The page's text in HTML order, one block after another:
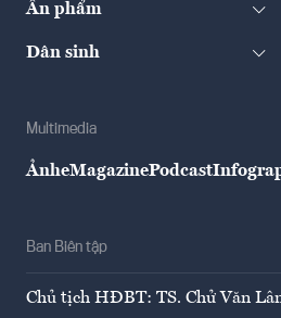
Ấn phẩm
Dân sinh
Multimedia
ẢnheMagazinePodcast
Ban Biên tập
Chủ tịch HĐBT: TS. Chử Văn